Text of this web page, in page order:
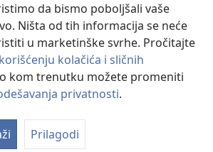
da bismo poboljšali vaše
Ništa od tih informacija se neće
u marketinške svrhe. Pročitajte
kolačića i sličnih
kom trenutku možete promeniti
privatnosti.
Prilagodi
®
Tower Bible and Tract Society of Pennsylvania.
|PRIVATNOST| PODEŠAVANjE PRIVATNOSTI